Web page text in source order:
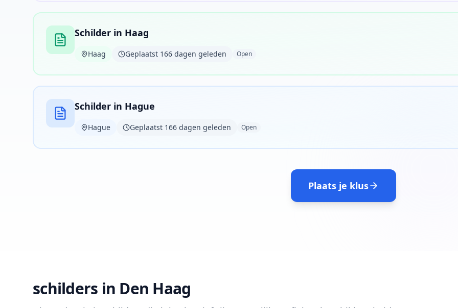
Schilder in Haag
Haag Geplaatst 166 dagen geleden Open
Schilder in Hague
Hague Geplaatst 166 dagen geleden Open
Plaats je klus
schilders in Den Haag